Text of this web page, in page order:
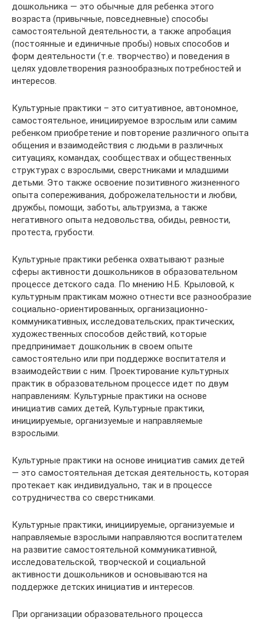
дошкольника — это обычные для ребенка этого
возраста (привычные, повседневные) способы
самостоятельной деятельности, а также апробация
(постоянные и единичные пробы) новых способов и
форм деятельности (т.е. творчество) и поведения в
целях удовлетворения разнообразных потребностей и
интересов.
Культурные практики – это ситуативное, автономное,
самостоятельное, инициируемое взрослым или самим
ребенком приобретение и повторение различного опыта
общения и взаимодействия с людьми в различных
ситуациях, командах, сообществах и общественных
структурах с взрослыми, сверстниками и младшими
детьми. Это также освоение позитивного жизненного
опыта сопереживания, доброжелательности и любви,
дружбы, помощи, заботы, альтруизма, а также
негативного опыта недовольства, обиды, ревности,
протеста, грубости.
Культурные практики ребенка охватывают разные
сферы активности дошкольников в образовательном
процессе детского сада. По мнению Н.Б. Крыловой, к
культурным практикам можно отнести все разнообразие
социально-ориентированных, организационно-
коммуникативных, исследовательских, практических,
художественных способов действий, которые
предпринимает дошкольник в своем опыте
самостоятельно или при поддержке воспитателя и
взаимодействии с ним. Проектирование культурных
практик в образовательном процессе идет по двум
направлениям: Культурные практики на основе
инициатив самих детей, Культурные практики,
инициируемые, организуемые и направляемые
взрослыми.
Культурные практики на основе инициатив самих детей
— это самостоятельная детская деятельность, которая
протекает как индивидуально, так и в процессе
сотрудничества со сверстниками.
Культурные практики, инициируемые, организуемые и
направляемые взрослыми направляются воспитателем
на развитие самостоятельной коммуникативной,
исследовательской, творческой и социальной
активности дошкольников и основываются на
поддержке детских инициатив и интересов.
При организации образовательного процесса